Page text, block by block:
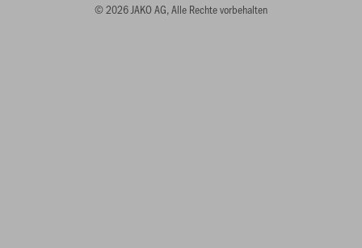
© 2026 JAKO AG, Alle Rechte vorbehalten